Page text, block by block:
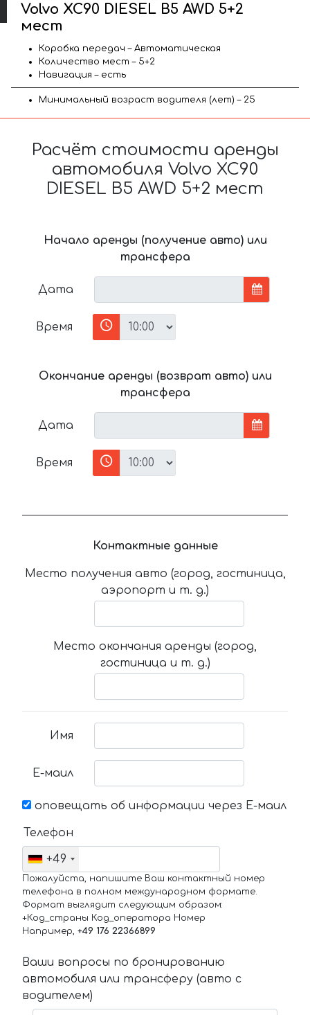
Volvo XC90 DIESEL B5 AWD 5+2
мест
Коробка передач – Автоматическая
Количество мест – 5+2
Навигация – есть
Минимальный возраст водителя (лет) – 25
Расчёт стоимости аренды
автомобиля Volvo XC90
DIESEL B5 AWD 5+2 мест
Начало аренды (получение авто) или
трансфера
Дата
Время
Окончание аренды (возврат авто) или
трансфера
Дата
Время
Контактные данные
Место получения авто (город, гостиница,
аэропорт и т. д.)
Место окончания аренды (город,
гостиница и т. д.)
Имя
Е-маил
оповещать об информации через Е-маил
Телефон
+49
Пожалуйста, напишите Ваш контактный номер
телефона в полном международном формате.
Формат выглядит следующим образом:
+Код_страны Код_оператора Номер
Например, +49 176 22366899
Ваши вопросы по бронированию
автомобиля или трансферу (авто с
водителем)